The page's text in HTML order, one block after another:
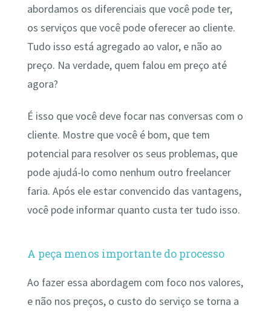
abordamos os diferenciais que você pode ter,
os serviços que você pode oferecer ao cliente.
Tudo isso está agregado ao valor, e não ao
preço. Na verdade, quem falou em preço até
agora?
É isso que você deve focar nas conversas com o
cliente. Mostre que você é bom, que tem
potencial para resolver os seus problemas, que
pode ajudá-lo como nenhum outro freelancer
faria. Após ele estar convencido das vantagens,
você pode informar quanto custa ter tudo isso.
A peça menos importante do processo
Ao fazer essa abordagem com foco nos valores,
e não nos preços, o custo do serviço se torna a